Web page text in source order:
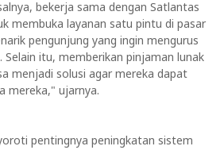
bekerja sama dengan Satlantas
membuka layanan satu pintu di pasar
pengunjung yang ingin mengurus
Selain itu, memberikan pinjaman lunak
menjadi solusi agar mereka dapat
mereka," ujarnya.
pentingnya peningkatan sistem